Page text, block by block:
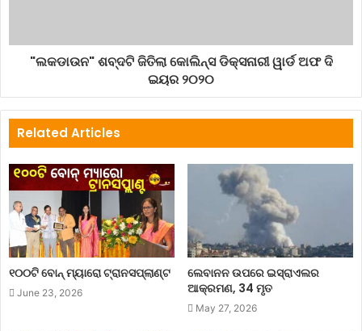
"ଲକଡାଉନ" ଶବ୍ଦଟି ଜିତିଲା କୋଲିନ୍ସ ଡିକ୍ସନାରୀ ୱାର୍ଡ ଅଫ ଦି
ଇୟର ୨୦୨୦
Related Articles
୧୦୦ଟି ବୋନ୍ ମ୍ୟାରୋ ଟ୍ରାନସପ୍ଲାଣ୍ଟ
June 23, 2026
ଲେବାନନ ଉପରେ ଇସ୍ରାଏଲର
ଆକ୍ରମଣ, 34 ମୃତ
May 27, 2026